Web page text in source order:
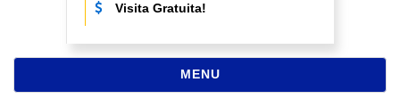
Visita Gratuita!
MENUNAVEGAÇÃO